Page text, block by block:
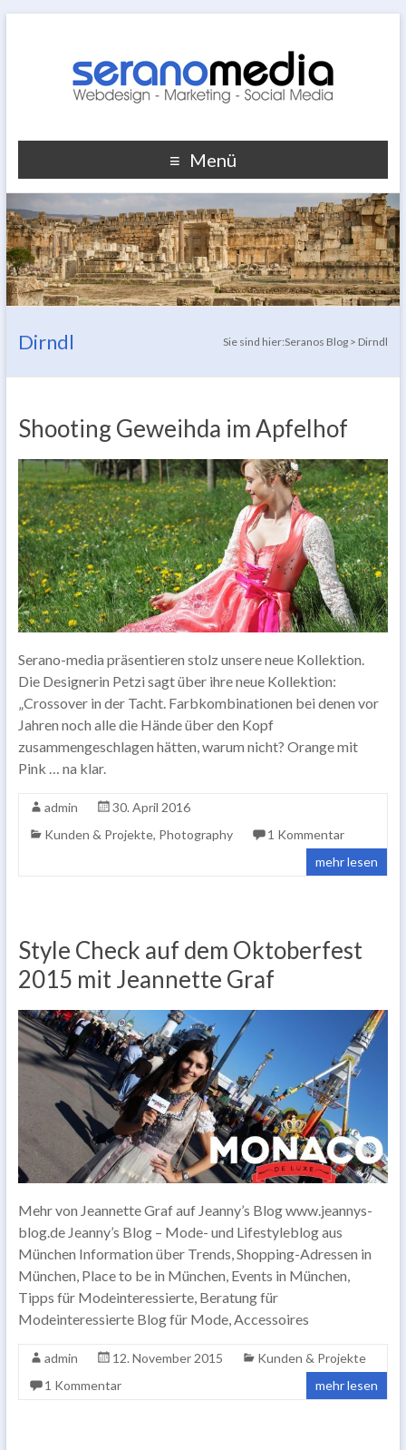
Menü
Dirndl Sie sind hier:Seranos Blog > Dirndl
Shooting Geweihda im Apfelhof
Serano-media präsentieren stolz unsere neue Kollektion.
Die Designerin Petzi sagt über ihre neue Kollektion:
„Crossover in der Tacht. Farbkombinationen bei denen vor
Jahren noch alle die Hände über den Kopf
zusammengeschlagen hätten, warum nicht? Orange mit
Pink … na klar.
admin
30. April 2016
Kunden & Projekte, Photography
1 Kommentar
mehr lesen
Style Check auf dem Oktoberfest
2015 mit Jeannette Graf
Mehr von Jeannette Graf auf Jeanny’s Blog www.jeannys-
blog.de Jeanny’s Blog – Mode- und Lifestyleblog aus
München Information über Trends, Shopping-Adressen in
München, Place to be in München, Events in München,
Tipps für Modeinteressierte, Beratung für
Modeinteressierte Blog für Mode, Accessoires
admin 12. November 2015
Kunden & Projekte
1 Kommentar
mehr lesen